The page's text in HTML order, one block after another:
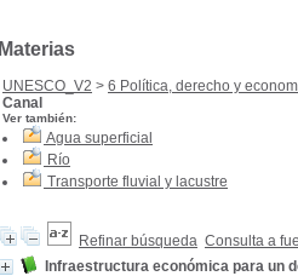
Materias
UNESCO_V2 > 6 Política, derecho y
Canal
Ver también:
Agua superficial
Río
Transporte fluvial y lacustre
Refinar búsqueda Consulta a
Infraestructura económica para un